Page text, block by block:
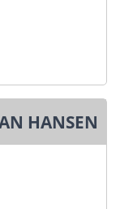
HANSEN